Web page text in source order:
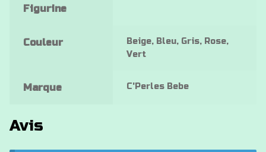
Figurine
Couleur
Beige, Bleu, Gris, Rose,
Vert
Marque C'Perles Bebe
Avis